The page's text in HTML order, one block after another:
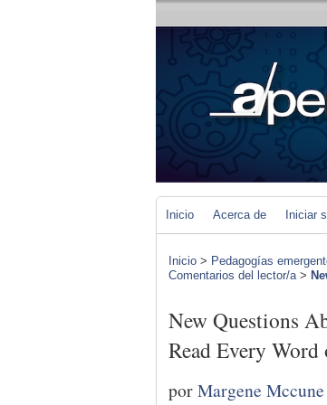
Inicio Acerca de Iniciar
Inicio > Pedagogías
Comentarios del lector/a>
New Questions
Read Every
porMargene Mccune